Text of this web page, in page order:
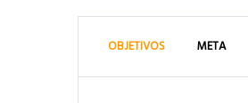
OBJETIVOS META